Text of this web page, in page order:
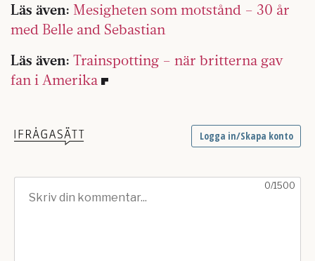
Läs även: Mesigheten som motstånd – 30 år
med Belle and Sebastian
Läs även: Trainspotting – när britterna gav
fan i Amerika